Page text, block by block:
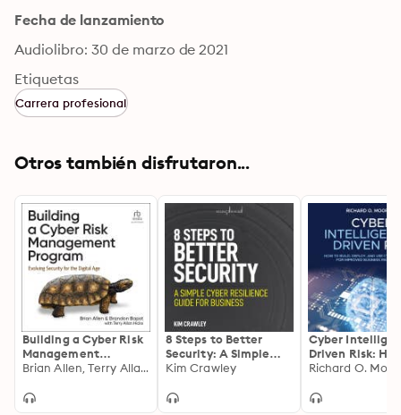
Fecha de lanzamiento
Audiolibro: 30 de marzo de 2021
Etiquetas
Carrera profesional
Otros también disfrutaron...
Building a Cyber Risk
Management
Program: Evolving
Digital Age
Brian Allen, Terry Allan Hicks, Brandon Bapst
8 Steps to Better
Security: A Simple
Cyber Resilience
Kim Crawley
Cyber
Driven Risk:
Build, Deploy,
Improved
Richard O.